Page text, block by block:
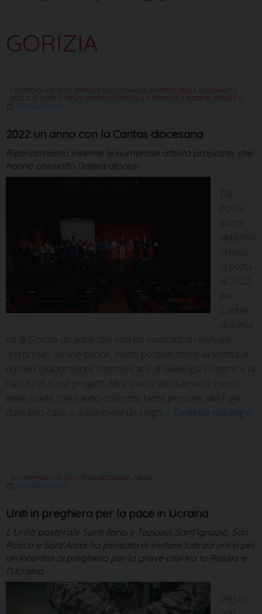
GORIZIA
CENTRO DI ASCOLTO EMPORIO DELL'INFANZIA EMPORIO DELLA SOLIDARIETÀ
GOCCE DI CARITÀ
NEWS OSSERVATORIO DELLE POVERTÀ E RISORSE PROGETTI
4 GENNAIO 2023
2022: un anno con la Caritas diocesana
Ripercorriamo insieme le numerose attività proposte, che
hanno coinvolto l’intera diocesi
Da
pochi
giorni
abbiamo
chiuso
la porta
al 2022,
per
Caritas
diocesa
na di Gorizia un anno che non ha mancato di riservare
“sorprese”, alcune buone, molto positive, come la stretta di
nuove collaborazioni, l’intensificarsi di quelle già esistenti e la
nascita di nuovi progetti. Altre invece decisamente meno
belle, quelle che hanno costretto tante persone alla fuga
dalle loro case o a compiere un lungo … Continue reading »
IN CAMMINO CON LA CHIESA DIOCESANA NEWS
23 FEBBRAIO 2022
Uniti in preghiera per la pace in Ucraina
L’Unità pastorale Santi Ilario e Taziano, Sant’Ignazio, San
Rocco e Sant’Anna ha pensato di invitare tutti ad unirsi per
un incontro di preghiera per la grave crisi tra la Russia e
l’Ucraina
Seguo